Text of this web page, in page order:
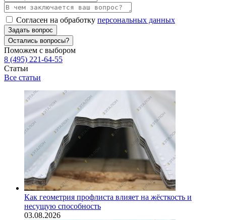
Согласен на обработку персональных данных
Задать вопрос
Остались вопросы?
Поможем с выбором
8 (495) 221-64-55
Статьи
Все статьи
Как геометрия профлиста влияет на жёсткость и
несущую способность
03.08.2026